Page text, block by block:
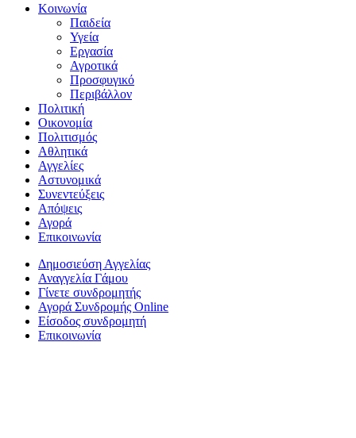
Κοινωνία
Παιδεία
Υγεία
Εργασία
Αγροτικά
Προσφυγικό
Περιβάλλον
Πολιτική
Οικονομία
Πολιτισμός
Αθλητικά
Αγγελίες
Αστυνομικά
Συνεντεύξεις
Απόψεις
Αγορά
Επικοινωνία
Δημοσιεύση Αγγελίας
Αναγγελία Γάμου
Γίνετε συνδρομητής
Αγορά Συνδρομής Online
Είσοδος συνδρομητή
Επικοινωνία